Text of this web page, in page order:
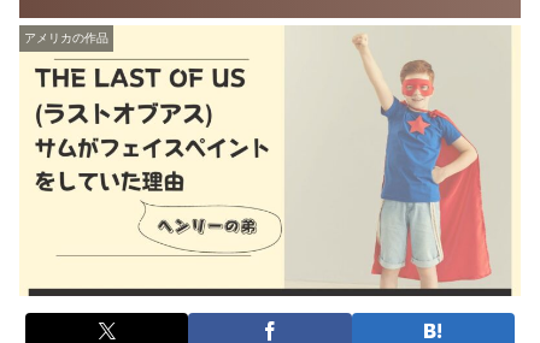
アメリカの作品